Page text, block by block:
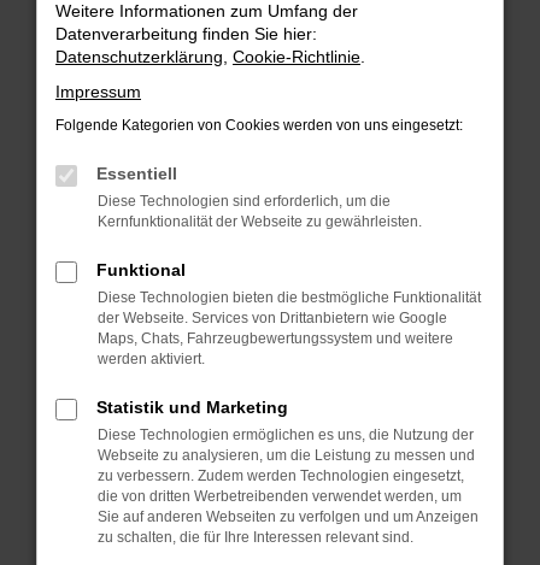
Überprüfe deine Firewall und deine
Internetverbindung.
Laden andere Webseiten, zum Beispiel deine
Suchmaschine?
Prüfe deine Browsererweiterungen.
Manche Erweiterungen, wie Werbeblocker,
können das Laden bestimmter Seiten
verhindern. Funktioniert die Seite in einem
Fenster?
Starte dein Gerät neu.
Das kann manchmal helfen, vorübergehende
Probleme zu beheben.
Betriebssystem auf dem neuesten Stand
sind.
Veraltete Software birgt nicht nur ein
Sicherheitsrisiko, sondern kann auch dazu
führen, dass bestimmte Funktionen nicht mehr
unterstützt werden.
Weitere Informationen zum Umfang der
Datenverarbeitung finden Sie hier:
Datenschutzerklärung Cookie-Richtlinie
Impressum
Folgende Kategorien von Cookies werden von uns eingesetzt:
Essentiell
Diese Technologien sind erforderlich, um die
Kernfunktionalität der Webseite zu gewährleisten.
Funktional
Diese Technologien bieten die bestmögliche Funktionalität
der Webseite. Services von Drittanbietern wie Google
Maps, Chats, Fahrzeugbewertungssystem und weitere
werden aktiviert.
Statistik und Marketing
Diese Technologien ermöglichen es uns, die Nutzung der
Webseite zu analysieren, um die Leistung zu messen und
zu verbessern. Zudem werden Technologien eingesetzt,
die von dritten Werbetreibenden verwendet werden, um
Sie auf anderen Webseiten zu verfolgen und um Anzeigen
zu schalten, die für Ihre Interessen relevant sind.